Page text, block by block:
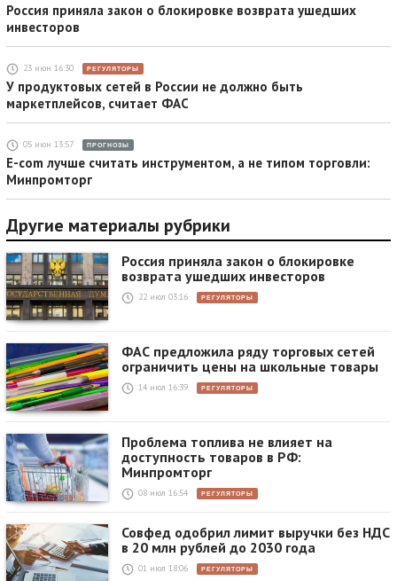
Россия приняла закон о блокировке возврата ушедших
инвесторов
23 июн 16:30 РЕГУЛЯТОРЫ
У продуктовых сетей в России не должно быть
маркетплейсов, считает ФАС
05 июн 13:57 ПРОГНОЗЫ
E-com лучше считать инструментом, а не типом торговли:
Минпромторг
Другие материалы рубрики
Россия приняла закон о блокировке
возврата ушедших инвесторов
22 июл 03:16 РЕГУЛЯТОРЫ
ФАС предложила ряду торговых сетей
ограничить цены на школьные товары
14 июл 16:39 РЕГУЛЯТОРЫ
Проблема топлива не влияет на
доступность товаров в РФ:
Минпромторг
08 июл 16:54 РЕГУЛЯТОРЫ
Совфед одобрил лимит выручки без НДС
в 20 млн рублей до 2030 года
01 июл 18:06 РЕГУЛЯТОРЫ